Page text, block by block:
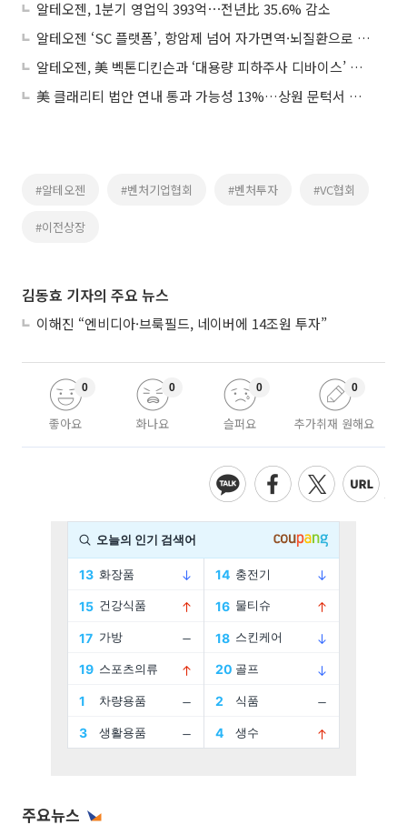
알테오젠, 1분기 영업익 393억⋯전년比 35.6% 감소
알테오젠 ‘SC 플랫폼’, 항암제 넘어 자가면역·뇌질환으로 확장되나
알테오젠, 美 벡톤디킨슨과 ‘대용량 피하주사 디바이스’ 연구결과 발표
美 클래리티 법안 연내 통과 가능성 13%…상원 문턱서 제동
#알테오젠 #벤처기업협회 #벤처투자 #VC협회
#이전상장
김동효 기자의 주요 뉴스
이해진 “엔비디아·브룩필드, 네이버에 14조원 투자”
좋아요
0
화나요
0
슬퍼요
0
추가취재 원해요
0
주요뉴스